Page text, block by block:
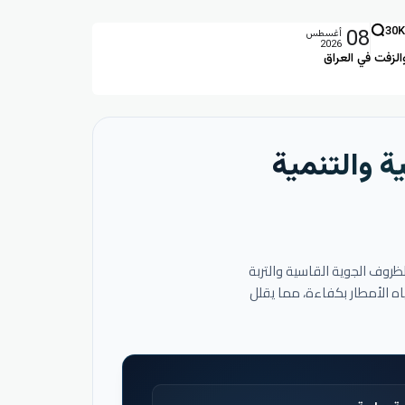
في العراق
30K
08 أغسطس
2026
والتنمية
الجوية القاسية والتربة
الأمطار بكفاءة، مما يقلل